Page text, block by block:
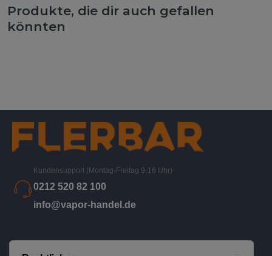
Produkte, die dir auch gefallen
könnten
Kundensupport (Montag-Freitag 9-16 Uhr)
0212 520 82 100
info@vapor-handel.de